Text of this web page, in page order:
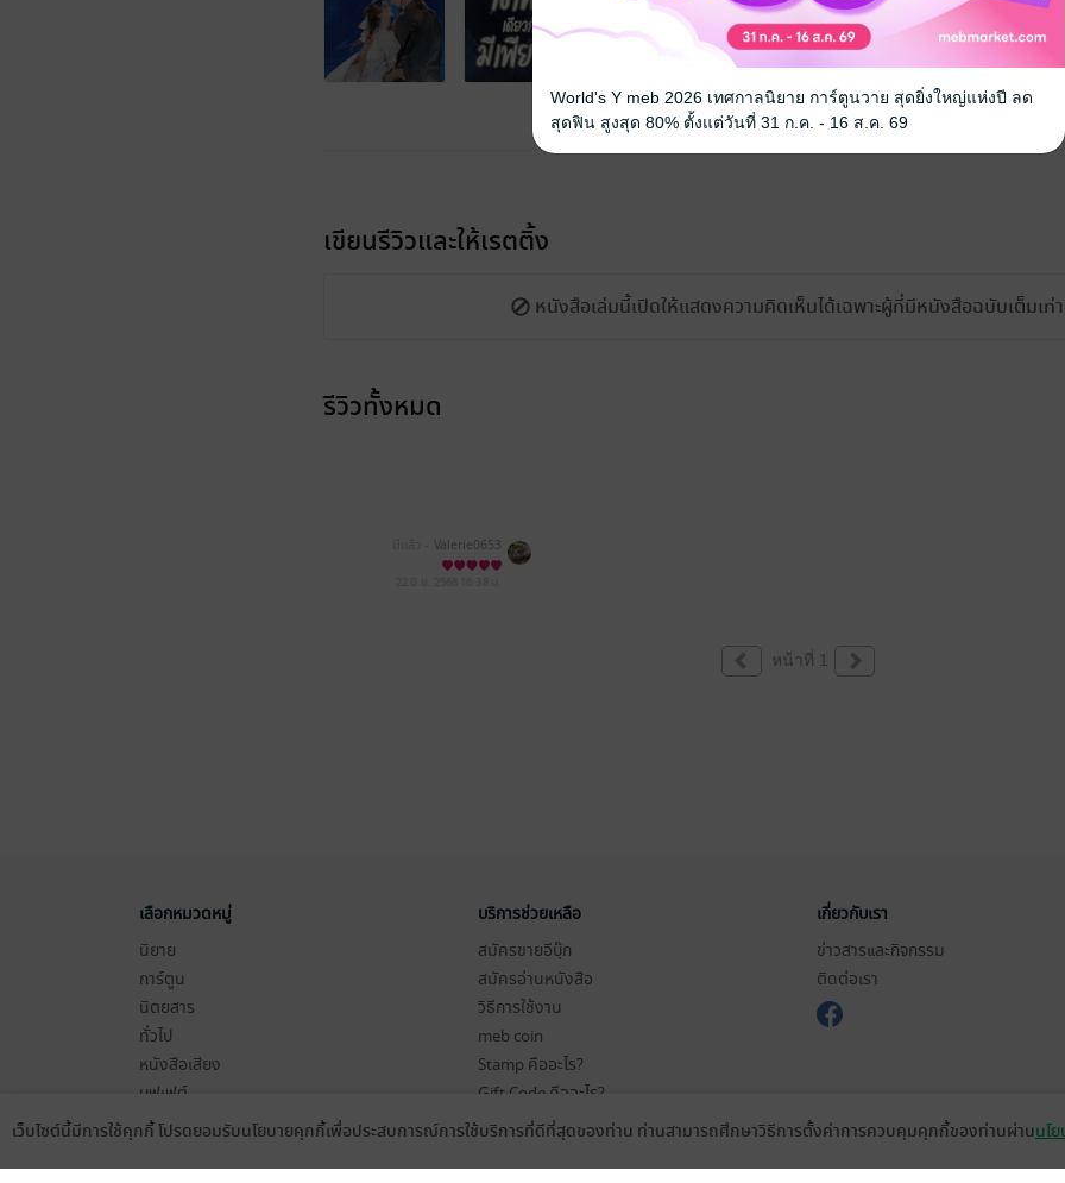
เขียนรีวิวและให้เรตติ้ง
หนังสือเล่มนี้เปิดให้แสดงความคิดเห็นได้เฉพาะผู้ที่มีหนังสือฉบับเต็มเท่
รีวิวทั้งหมด
Valerie0653
หน้าที่ 1
เลือกหมวดหมู่
นิยาย
การ์ตูน
นิตยสาร
ทั่วไป
หนังสือเสียง
บุฟเฟต์
บริการช่วยเหลือ
สมัครขายอีบุ๊ก
สมัครอ่านหนังสือ
วิธีการใช้งาน
meb coin
Stamp คืออะไร?
Gift Code คืออะไร?
เงื่อนไขในการใช้บริการ
เกี่ยวกับเรา
ข่าวสารและกิจกรรม
ติดต่อเรา
เว็บไซต์นี้มีการใช้คุกกี้ โปรดยอมรับนโยบายคุกกี้เพื่อประสบการณ์การใช้บริการที่ดีที่สุดของท่าน ท่านสามารถศึกษาวิธีการตั้งค่าการควบคุมคุกกี้ของท่านผ่านนโ
World's Y meb 2026 เทศกาลนิยาย การ์ตูนวาย สุดยิ่งใหญ่แห่งปี ลด
สุดฟิน สูงสุด 80% ตั้งแต่วันที่ 31 ก.ค. - 16 ส.ค. 69